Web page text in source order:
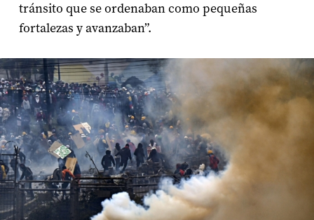
tránsito que se ordenaban como pequeñas
fortalezas y avanzaban”.